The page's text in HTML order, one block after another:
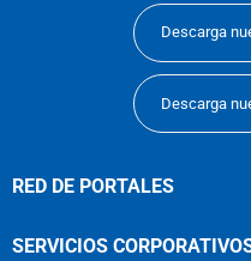
Descarga
Descarga
RED DE PORTALES
SERVICIOS